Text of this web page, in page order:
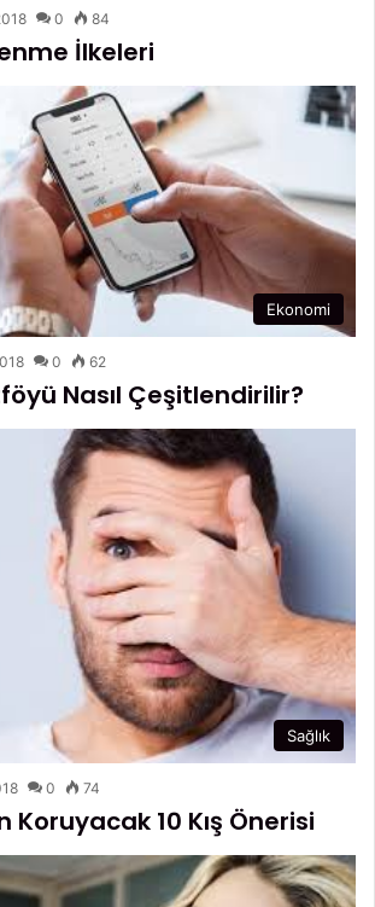
0 84
İlkeleri
Ekonomi
0 62
Nasıl Çeşitlendirilir?
Sağlık
0 74
Koruyacak 10 Kış Önerisi